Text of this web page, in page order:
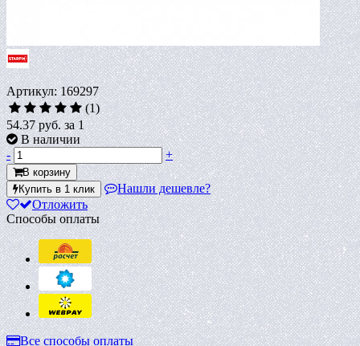
Артикул: 169297
(1)
54.37 руб.за 1
В наличии
-
+
В корзину
Купить в 1 клик
Нашли дешевле?
Отложить
Способы оплаты
Все способы оплаты